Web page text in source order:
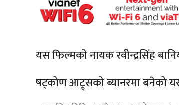
यस फिल्मको नायक रवीन्द्रसिंह
षट्कोण आट्र्सको ब्यानरमा बनेको